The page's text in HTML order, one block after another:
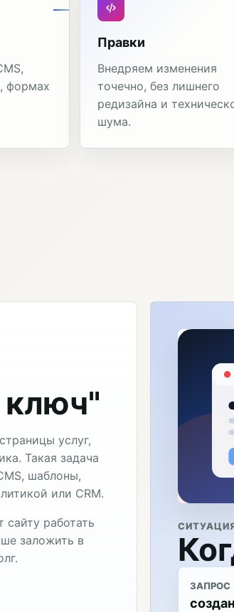
формах
Правки
Внедряем изменения
точечно, без лишнего
редизайна и
шума.
ключ"
услуг,
Такая задача
шаблоны,
или CRM.
работать
заложить в
ЗАПРОС